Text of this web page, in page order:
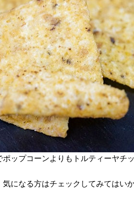
ップコーンよりもトルティーヤチ
になる方はチェックしてみてはい